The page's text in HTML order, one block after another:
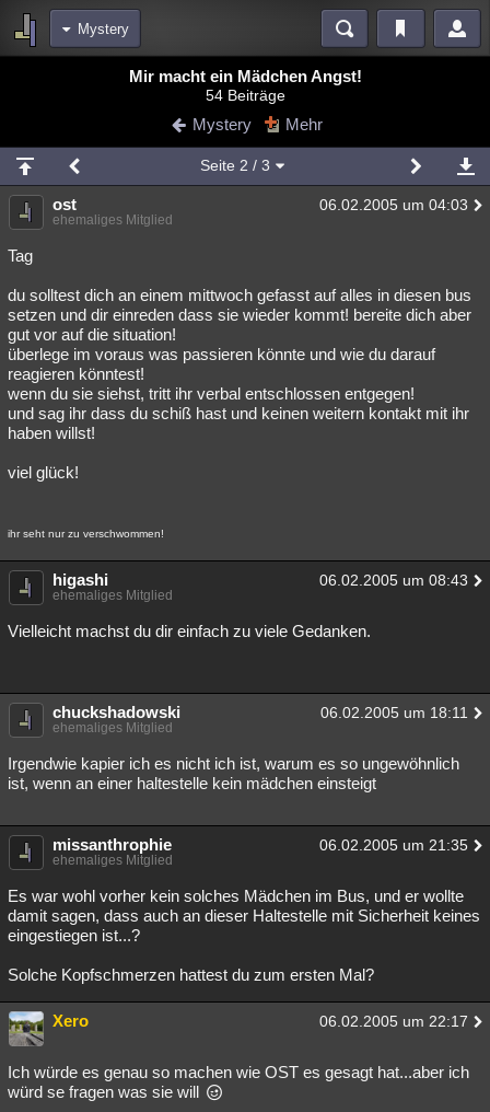
Mystery
Blogs
Chat Wiki Neuigkeiten
meine Rubriken
Menschen Mystery Kriminalfälle
Spiritualität
Natur Umfragen Unterhaltung
weitere Rubriken
Philosophie Träume Orte Esoterik Literatur
Astronomie Helpdesk Gruppen Gaming Filme
Übersichten
Lesenswert Schlüsselwörter
Mir macht ein Mädchen Angst!
54 Beiträge
Mystery Mehr
Seite 2 / 3
ost 06.02.2005 um 04:03
ehemaliges Mitglied
Tag
du solltest dich an einem mittwoch gefasst auf alles in diesen bus
setzen und dir einreden dass sie wieder kommt! bereite dich aber
gut vor auf die situation!
überlege im voraus was passieren könnte und wie du darauf
reagieren könntest!
wenn du sie siehst, tritt ihr verbal entschlossen entgegen!
und sag ihr dass du schiß hast und keinen weitern kontakt mit ihr
haben willst!
viel glück!
ihr seht nur zu verschwommen!
higashi 06.02.2005 um 08:43
ehemaliges Mitglied
Vielleicht machst du dir einfach zu viele Gedanken.
chuckshadowski 06.02.2005 um 18:11
ehemaliges Mitglied
Irgendwie kapier ich es nicht ich ist, warum es so ungewöhnlich
ist, wenn an einer haltestelle kein mädchen einsteigt
missanthrophie 06.02.2005 um 21:35
ehemaliges Mitglied
Es war wohl vorher kein solches Mädchen im Bus, und er wollte
damit sagen, dass auch an dieser Haltestelle mit Sicherheit keines
eingestiegen ist...?
Solche Kopfschmerzen hattest du zum ersten Mal?
Xero 06.02.2005 um 22:17
Ich würde es genau so machen wie OST es gesagt hat...aber ich
würd se fragen was sie will